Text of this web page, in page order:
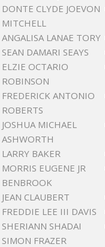
DONTE CLYDE JOEVON
MITCHELL
ANGALISA LANAE TORY
SEAN DAMARI SEAYS
ELZIE OCTARIO
ROBINSON
FREDERICK ANTONIO
ROBERTS
JOSHUA MICHAEL
ASHWORTH
LARRY BAKER
MORRIS EUGENE JR
BENBROOK
JEAN CLAUBERT
FREDDIE LEE III DAVIS
SHERIANN SHADAI
SIMON FRAZER